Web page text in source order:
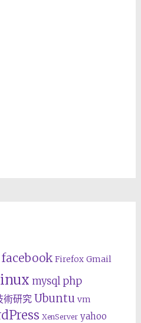
facebook Firefox Gmail
mysql php
術研究 Ubuntu vm
XenServer yahoo